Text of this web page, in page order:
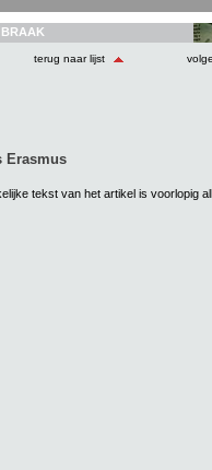
BRAAK
terug naar lijst
Erasmus
tekst van het artikel is voorlopig